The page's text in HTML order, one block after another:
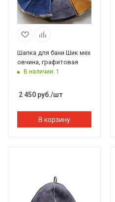
Шапка для бани Шик мех
овчина, графитовая
В наличии: 1
2 450 руб./шт
В корзину